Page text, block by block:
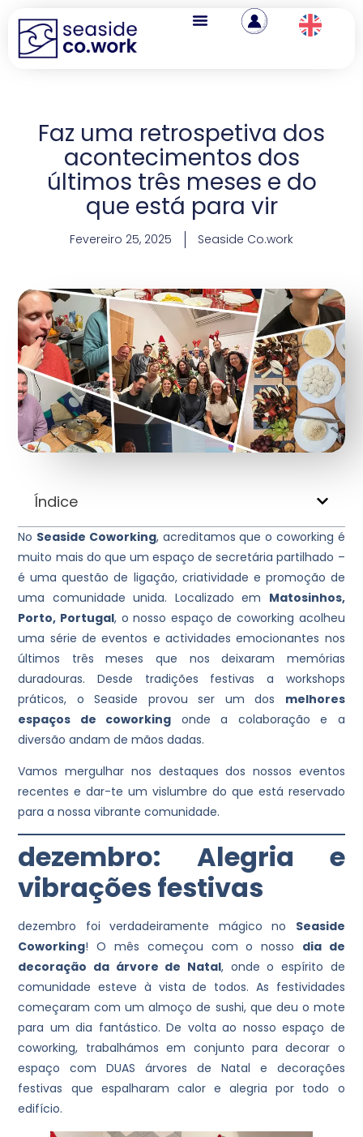
Faz uma retrospetiva dos
acontecimentos dos
últimos três meses e do
que está para vir
Fevereiro 25, 2025 Seaside Co.work
Índice
No Seaside Coworking, acreditamos que o coworking é
muito mais do que um espaço de secretária partilhado –
é uma questão de ligação, criatividade e promoção de
uma comunidade unida. Localizado em Matosinhos,
Porto, Portugal, o nosso espaço de coworking acolheu
uma série de eventos e actividades emocionantes nos
últimos três meses que nos deixaram memórias
duradouras. Desde tradições festivas a workshops
práticos, o Seaside provou ser um dos melhores
espaços de coworking onde a colaboração e a
diversão andam de mãos dadas.
Vamos mergulhar nos destaques dos nossos eventos
recentes e dar-te um vislumbre do que está reservado
para a nossa vibrante comunidade.
dezembro: Alegria e
vibrações festivas
dezembro foi verdadeiramente mágico no Seaside
Coworking! O mês começou com o nosso dia de
decoração da árvore de Natal, onde o espírito de
comunidade esteve à vista de todos. As festividades
começaram com um almoço de sushi, que deu o mote
para um dia fantástico. De volta ao nosso espaço de
coworking, trabalhámos em conjunto para decorar o
espaço com DUAS árvores de Natal e decorações
festivas que espalharam calor e alegria por todo o
edifício.